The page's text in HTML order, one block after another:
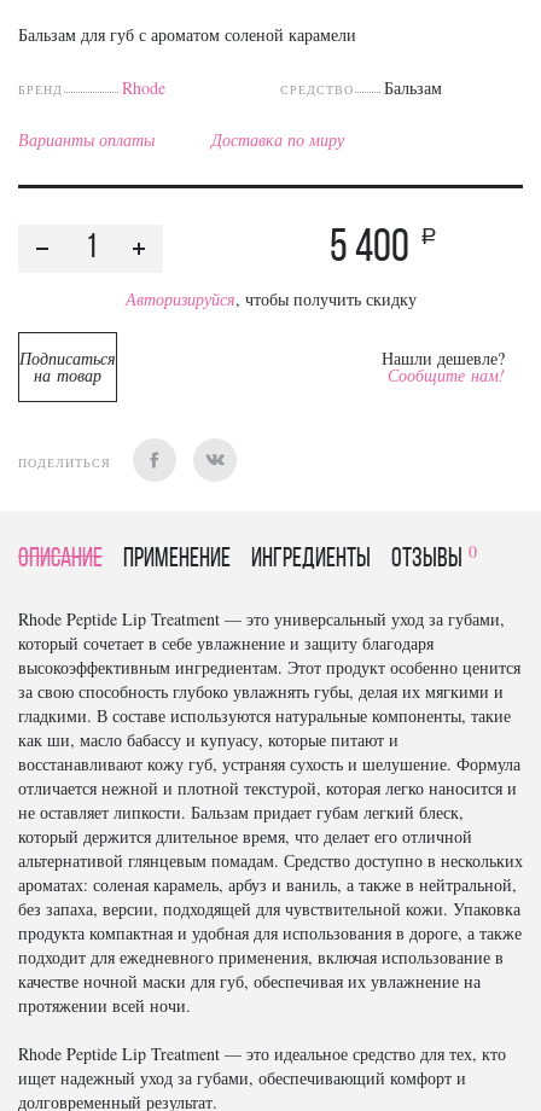
Бальзам для губ с ароматом соленой карамели
БРЕНД Rhode СРЕДСТВО Бальзам
Варианты оплаты Доставка по миру
5 400 a
Авторизируйся, чтобы получить скидку
Подписаться
на товар
Нашли дешевле?
Сообщите нам!
ПОДЕЛИТЬСЯ
Описание Применение Ингредиенты отзывы 0
Rhode Peptide Lip Treatment — это универсальный уход за губами,
который сочетает в себе увлажнение и защиту благодаря
высокоэффективным ингредиентам. Этот продукт особенно ценится
за свою способность глубоко увлажнять губы, делая их мягкими и
гладкими. В составе используются натуральные компоненты, такие
как ши, масло бабассу и купуасу, которые питают и
восстанавливают кожу губ, устраняя сухость и шелушение. Формула
отличается нежной и плотной текстурой, которая легко наносится и
не оставляет липкости. Бальзам придает губам легкий блеск,
который держится длительное время, что делает его отличной
альтернативой глянцевым помадам. Средство доступно в нескольких
ароматах: соленая карамель, арбуз и ваниль, а также в нейтральной,
без запаха, версии, подходящей для чувствительной кожи. Упаковка
продукта компактная и удобная для использования в дороге, а также
подходит для ежедневного применения, включая использование в
качестве ночной маски для губ, обеспечивая их увлажнение на
протяжении всей ночи.
Rhode Peptide Lip Treatment — это идеальное средство для тех, кто
ищет надежный уход за губами, обеспечивающий комфорт и
долговременный результат.